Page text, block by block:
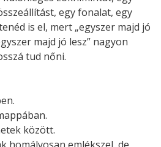
egy fonalat, egy
is el, mert „egyszer majd jó
majd jó lesz” nagyon
tud nőni.
között.
homályosan emlékszel, de